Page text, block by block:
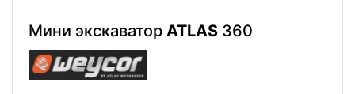
Мини экскаватор ATLAS 360